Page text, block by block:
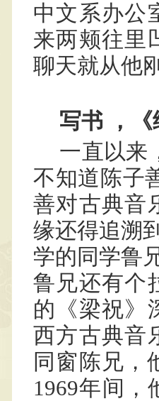
中文系办公
来两颊往里
聊天就从他
写书 ，
一直以来
不知道陈子
善对古典音
缘还得追溯
学的同学鲁
鲁兄还有个
的《梁祝》
西方古典音
同窗陈兄，
1969年间